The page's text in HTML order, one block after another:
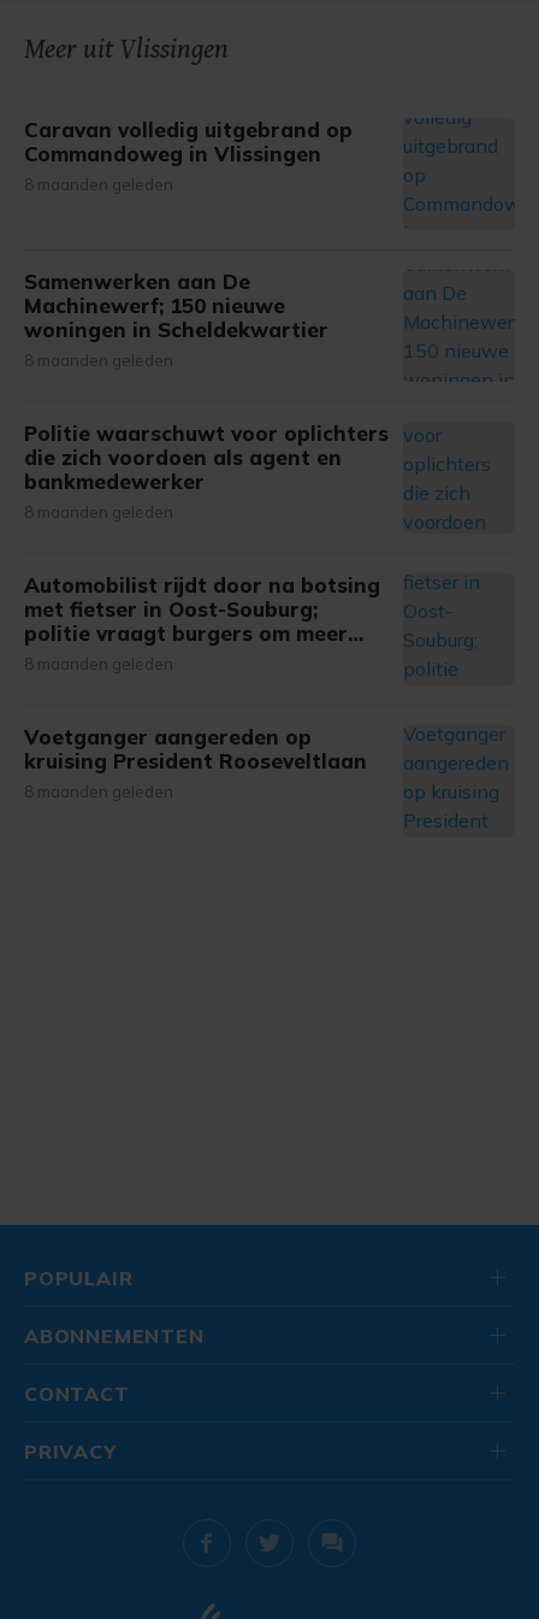
gemaakte keuze altijd wijzigen of intrekken.
Meer uit Vlissingen
Caravan volledig uitgebrand op
Commandoweg in Vlissingen
8 maanden geleden
Samenwerken aan De
Machinewerf; 150 nieuwe
woningen in Scheldekwartier
8 maanden geleden
Politie waarschuwt voor oplichters
die zich voordoen als agent en
bankmedewerker
8 maanden geleden
Automobilist rijdt door na botsing
met fietser in Oost-Souburg;
politie vraagt burgers om meer
informatie
8 maanden geleden
Voetganger aangereden op
kruising President Rooseveltlaan
8 maanden geleden
POPULAIR
ABONNEMENTEN
CONTACT
PRIVACY